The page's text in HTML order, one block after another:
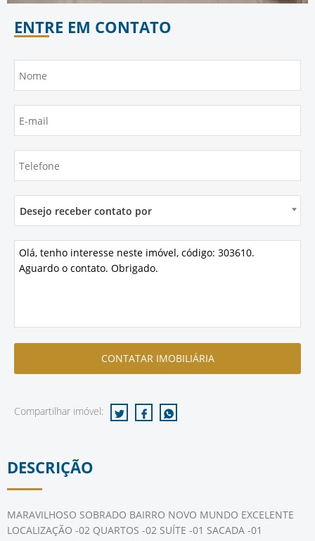
ENTRE EM CONTATO
Desejo receber contato por
Compartilhar imóvel:
DESCRIÇÃO
MARAVILHOSO SOBRADO BAIRRO NOVO MUNDO EXCELENTE
LOCALIZAÇÃO -02 QUARTOS -02 SUÍTE -01 SACADA -01